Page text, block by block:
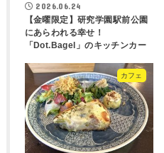
2026.06.24
【金曜限定】研究学園駅前公園
にあらわれる幸せ！
「Dot.Bagel」のキッチンカー
カフェ